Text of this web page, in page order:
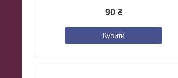
90 ₴
Купити